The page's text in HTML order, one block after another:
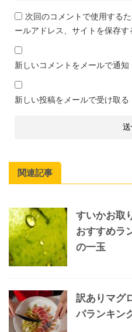
次回のコメントで使用する
ールアドレス、サイトを保存す
新しいコメントをメールで通知
新しい投稿をメールで受け取る
関連記事
すいかお取
おすすめラ
の一玉
訳ありマグ
パランキン